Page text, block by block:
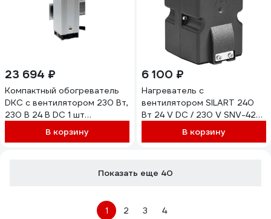
23 694 ₽
Компактный обогреватель
DKC с вентилятором 230 Вт,
230 В 24 В DC 1 шт
R5FMHT230В корзину
6 100 ₽
Нагреватель с
вентилятором SILART 240
Вт 24 V DC / 230 V SNV-424-
В корзину
Показать еще 40
1 2 3 4